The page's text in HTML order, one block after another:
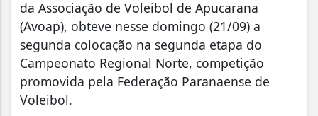
da Associação de Voleibol de Apucarana
(Avoap), obteve nesse domingo (21/09) a
segunda colocação na segunda etapa do
Campeonato Regional Norte, competição
promovida pela Federação Paranaense de
Voleibol.